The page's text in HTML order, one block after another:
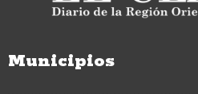
Municipios